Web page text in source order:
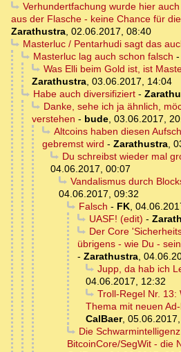
Verhundertfachung wurde hier
aus der Flasche - keine Chance für
Zarathustra, 02.06.2017, 08:40
Masterluc / Pentarhudi sagt das
Masterluc lag auch schon falsch -
Was Elli beim Gold ist, ist
Zarathustra, 03.06.2017, 14:04
Habe auch diversifiziert-
Danke, sehe ich ja ähnlich,
verstehen - bude, 03.06.2017,
Altcoins haben diesen
gebremst wird - Zarathustra,
Du schreibst wieder mal
04.06.2017, 00:07
Vandalismus durch
04.06.2017, 09:32
Falsch - FK,
UASF! (edit) -
Der Core
übrigens - wie Du -
- Zarathustra,
Jupp, da hab ich
04.06.2017, 12:32
Troll-Regel Nr. 13:
Thema mit neuen
CalBaer,
Die
BitcoinCore/SegWit - die